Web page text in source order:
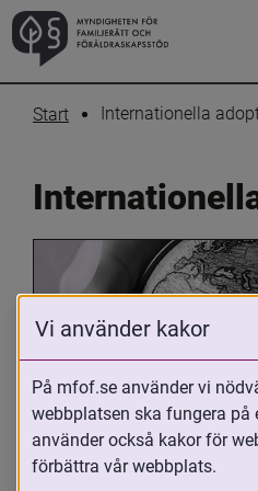
Start Internationella
Oavsett om du är
adoptivförälder eller
Vi använder kakor
På mfof.se använder vi
webbplatsen ska fungera på
använder också kakor för
förbättra vår webbplats.